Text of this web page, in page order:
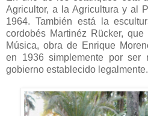
Agricultor, a la Agricultura y al
1964. También está la
cordobés Martinéz Rücker,
Música, obra de Enrique
en 1936 simplemente por ser
gobierno establecido legalmente.